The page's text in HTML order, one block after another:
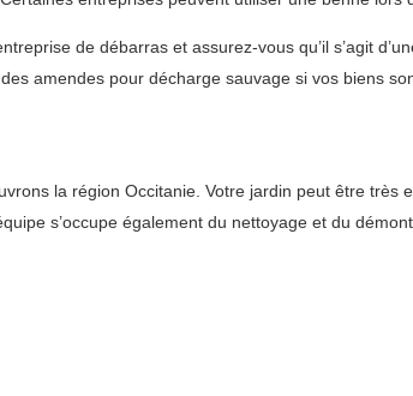
de débarras et assurez-vous qu’il s’agit
amendes pour décharge sauvage si vos biens
la région Occitanie. Votre jardin peut être très
s’occupe également du nettoyage et du